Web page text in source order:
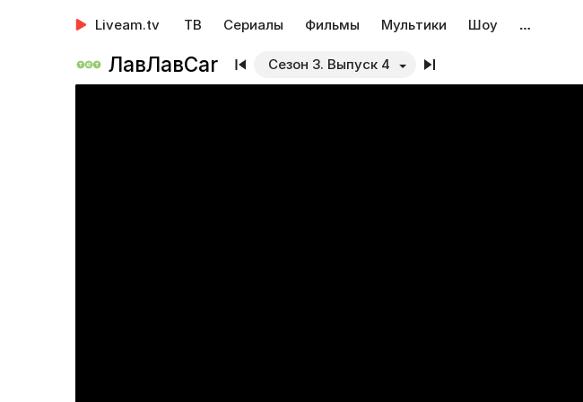
Liveam.tv ТВ Сериалы Фильмы Мультики Шоу …
ЛавЛавCar Сезон 3. Выпуск 4